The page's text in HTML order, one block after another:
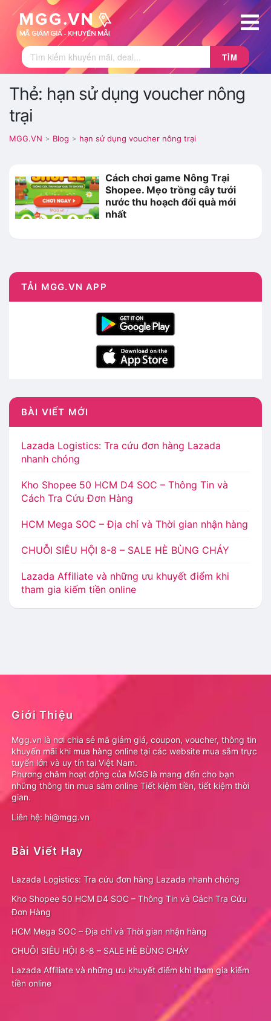
TÌM
Thẻ: hạn sử dụng voucher nông
trại
MGG.VN > Blog > hạn sử dụng voucher nông trại
Cách chơi game Nông Trại
Shopee. Mẹo trồng cây tưới
nước thu hoạch đổi quà mới
nhất
TẢI MGG.VN APP
BÀI VIẾT MỚI
Lazada Logistics: Tra cứu đơn hàng Lazada
nhanh chóng
Kho Shopee 50 HCM D4 SOC – Thông Tin và
Cách Tra Cứu Đơn Hàng
HCM Mega SOC – Địa chỉ và Thời gian nhận hàng
CHUỖI SIÊU HỘI 8-8 – SALE HÈ BÙNG CHÁY
Lazada Affiliate và những ưu khuyết điểm khi
tham gia kiếm tiền online
Giới Thiệu
Mgg.vn là nơi chia sẻ mã giảm giá, coupon, voucher, thông tin
khuyến mãi khi mua hàng online tại các website mua sắm trực
tuyến lớn và uy tín tại Việt Nam.
Phương châm hoạt động của MGG là mang đến cho bạn
những thông tin mua sắm online Tiết kiệm tiền, tiết kiệm thời
gian.
Liên hệ: hi@mgg.vn
Bài Viết Hay
Lazada Logistics: Tra cứu đơn hàng Lazada nhanh chóng
Kho Shopee 50 HCM D4 SOC – Thông Tin và Cách Tra Cứu
Đơn Hàng
HCM Mega SOC – Địa chỉ và Thời gian nhận hàng
CHUỖI SIÊU HỘI 8-8 – SALE HÈ BÙNG CHÁY
Lazada Affiliate và những ưu khuyết điểm khi tham gia kiếm
tiền online